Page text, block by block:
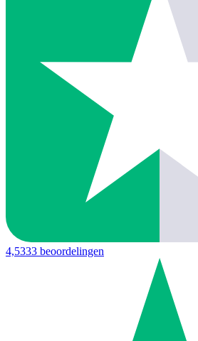
4,5333 beoordelingen